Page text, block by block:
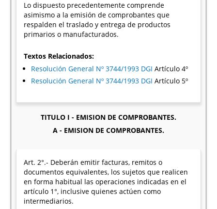
Lo dispuesto precedentemente comprende
asimismo a la emisión de comprobantes que
respalden el traslado y entrega de productos
primarios o manufacturados.
Textos Relacionados:
Resolución General Nº 3744/1993 DGI Artículo 4º
Resolución General Nº 3744/1993 DGI Artículo 5º
TITULO I - EMISION DE COMPROBANTES.
A - EMISION DE COMPROBANTES.
Art. 2°.- Deberán emitir facturas, remitos o
documentos equivalentes, los sujetos que realicen
en forma habitual las operaciones indicadas en el
artículo 1°, inclusive quienes actúen como
intermediarios.